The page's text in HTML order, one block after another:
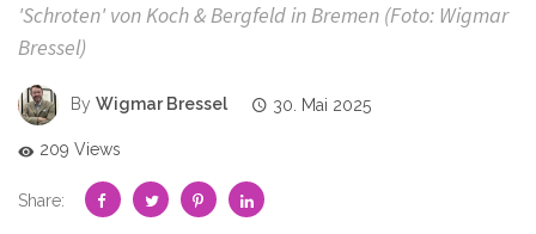
'Schroten' von Koch & Bergfeld in Bremen (Foto: Wigmar
Bressel)
By Wigmar Bressel 30. Mai 2025
209 Views
Share: